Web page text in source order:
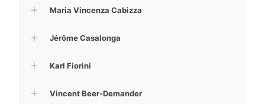
Maria Vincenza Cabizza
Jérôme Casalonga
Karl Fiorini
Vincent Beer-Demander